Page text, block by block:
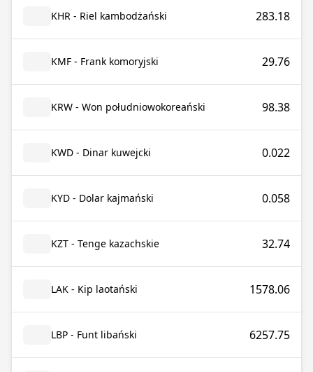
KHR - Riel kambodżański 283.18
KMF - Frank komoryjski 29.76
KRW - Won południowokoreański 98.38
KWD - Dinar kuwejcki 0.022
KYD - Dolar kajmański 0.058
KZT - Tenge kazachskie 32.74
LAK - Kip laotański 1578.06
LBP - Funt libański 6257.75